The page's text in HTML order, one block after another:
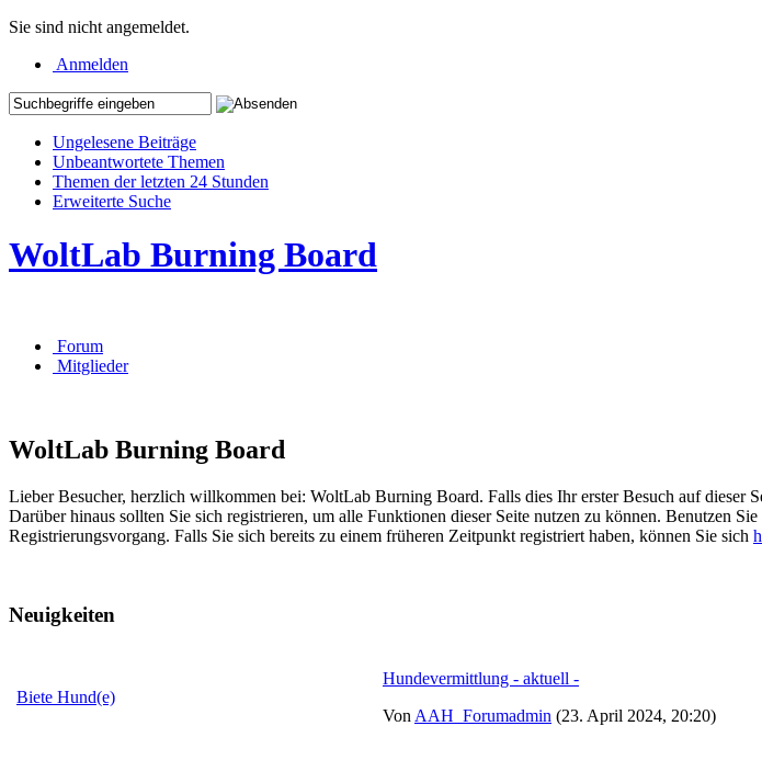
Sie sind nicht angemeldet.
Anmelden
Ungelesene Beiträge
Unbeantwortete Themen
Themen der letzten 24 Stunden
Erweiterte Suche
WoltLab Burning Board
Forum
Mitglieder
WoltLab Burning Board
Lieber Besucher, herzlich willkommen bei: WoltLab Burning Board. Falls dies Ihr erster Besuch auf dieser
Darüber hinaus sollten Sie sich registrieren, um alle Funktionen dieser Seite nutzen zu können. Benutzen Sie
Registrierungsvorgang. Falls Sie sich bereits zu einem früheren Zeitpunkt registriert haben, können Sie sich
Neuigkeiten
Biete Hund(e)
Hundevermittlung - aktuell -
Von AAH_Forumadmin (23. April 2024, 20:20)